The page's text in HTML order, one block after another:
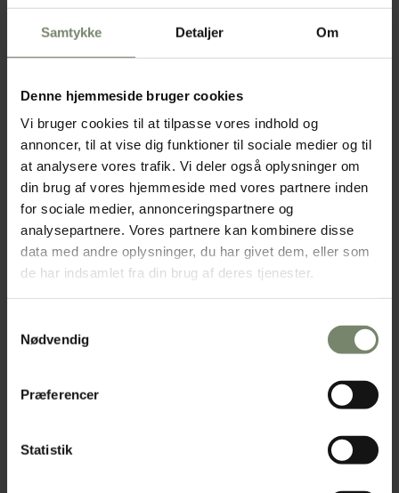
Samtykke Detaljer Om
Denne hjemmeside bruger cookies
Vi bruger cookies til at tilpasse vores indhold og
annoncer, til at vise dig funktioner til sociale medier og til
at analysere vores trafik. Vi deler også oplysninger om
din brug af vores hjemmeside med vores partnere inden
for sociale medier, annonceringspartnere og
analysepartnere. Vores partnere kan kombinere disse
data med andre oplysninger, du har givet dem, eller som
de har indsamlet fra din brug af deres tjenester.
Nødvendig
Præferencer
Statistik
Bryan Adams Jam & Nightlife (29-08-2026)
ROCKFEST I DOLPHIN GARAGE Lørdag d. 29. august 2026 kl. 18:30 Pris
for mad og musik kun pr. person 499,- Oplev de…Fortsæt med at
læseBryan Adams Jam & Nightlife (29-08-2026)